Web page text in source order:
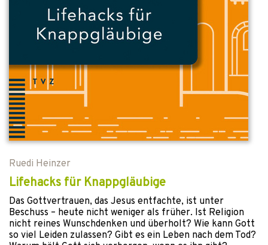
Ruedi Heinzer
Lifehacks für Knappgläubige
Das Gottvertrauen, das Jesus entfachte, ist unter
Beschuss – heute nicht weniger als früher. Ist Religion
nicht reines Wunschdenken und überholt? Wie kann Gott
so viel Leiden zulassen? Gibt es ein Leben nach dem Tod?